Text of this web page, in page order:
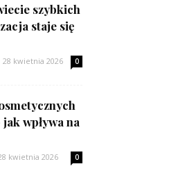
szybkich
staje się
28 kwietnia 2026 0
wpływa na
kwietnia 2026 0